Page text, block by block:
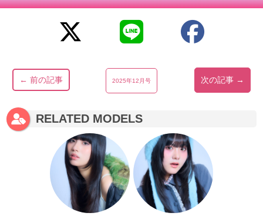
← 前の記事 2025年12月号 次の記事 →
RELATED MODELS